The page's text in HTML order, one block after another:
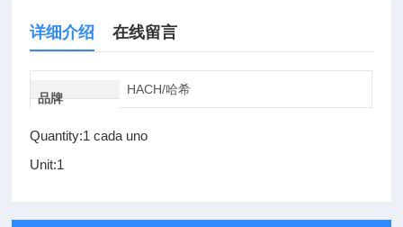
详细介绍 在线留言
品牌
HACH/哈希
Quantity:1 cada uno
Unit:1